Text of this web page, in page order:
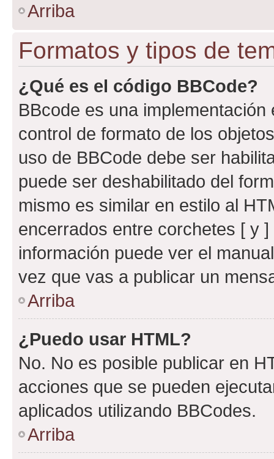
Arriba
Formatos y tipos de
¿Qué es el código BBCode?
BBcode es una
control de formato de los
uso de BBCode debe ser
puede ser deshabilitado del
mismo es similar en estilo al
encerrados entre corchetes [ y
información puede ver el
vez que vas a publicar un
Arriba
¿Puedo usar HTML?
No. No es posible publicar en
acciones que se pueden
aplicados utilizando BBCodes.
Arriba